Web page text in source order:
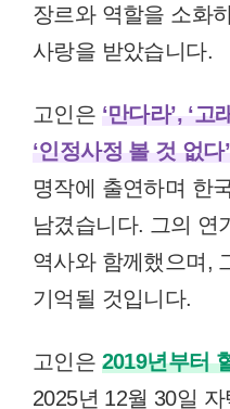
장르와 역할을 소화
사랑을 받았습니다.
고인은 ‘만다라’, ‘고
‘인정사정 볼 것 없다
명작에 출연하며 한
남겼습니다. 그의 연
역사와 함께했으며,
기억될 것입니다.
고인은 2019년부터
2025년 12월 30일